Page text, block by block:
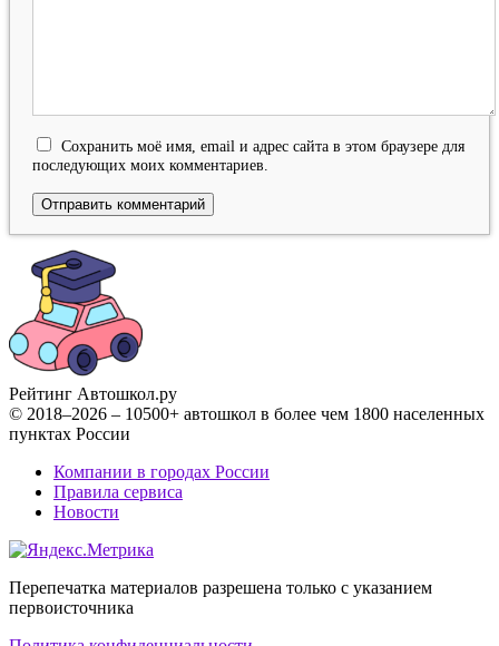
Сохранить моё имя, email и адрес сайта в этом браузере для
последующих моих комментариев.
Рейтинг Автошкол.ру
© 2018–2026 – 10500+ автошкол в более чем 1800 населенных
пунктах России
Компании в городах России
Правила сервиса
Новости
Перепечатка материалов разрешена только с указанием
первоисточника